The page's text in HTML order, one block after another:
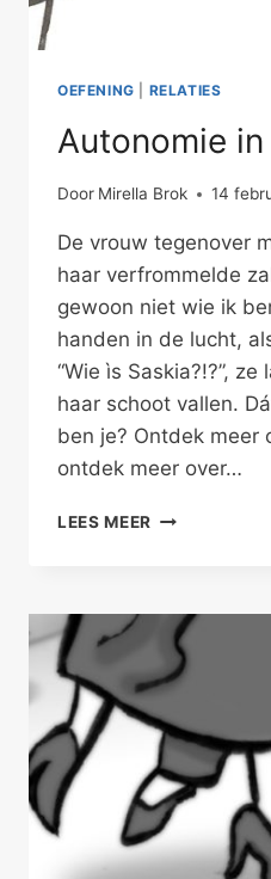
OEFENING RELATIES
Autonomie
Door Mirella Brok 14
De vrouw tegenover
haar verfrommelde
gewoon niet wie ik
handen in de lucht,
“Wie ìs Saskia?!?”,
haar schoot vallen.
ben je? Ontdek meer
ontdek meer over…
LEES MEER AUTONOMIE